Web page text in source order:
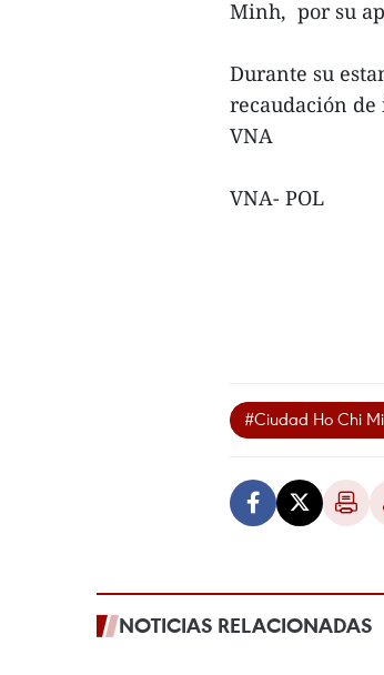
Minh, por su
Durante su
recaudación
VNA
VNA- POL
#Ciudad Ho Chi
NOTICIAS RELACIONADAS